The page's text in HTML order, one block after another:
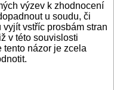
výzev k zhodnocení
u soudu, či
vstříc prosbám stran
v této souvislosti
tento názor je zcela